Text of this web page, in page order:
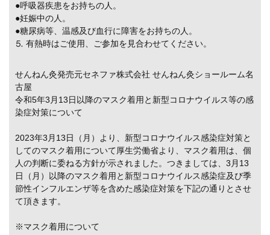
●呼吸器疾患をお持ちの人。
●妊娠中の人。
●糖尿病等、温感及び血行に障害をお持ちの人。
⒌ 有熱時はご使用、ご参加を見合わせてください。
せんねん灸発売元セネファ株式会社 せんねん灸ショールーム名
古屋
令和5年3月13日以降のマスク着用と新型コロナウイルス等の感
染症対策について
2023年3月13日（月）より、新型コロナウイルス感染症対策と
してのマスク着用について厚生労働省より、マスク着用は、個
人の判断に委ねる方針が示されました。つきましては、3月13
日（月）以降のマスク着用と新型コロナウイルス感染症及び季
節性インフルエンザ等を含めた感染症対策を下記の通りとさせ
て頂きます。
※マスク着用について